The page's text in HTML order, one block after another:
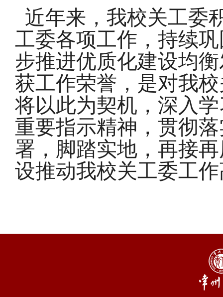
近年来，我校关工委
工委各项工作，持续
步推进优质化建设均
获工作荣誉，是对我
将以此为契机，深入
重要指示精神，贯彻
署，脚踏实地，再接
设推动我校关工委工